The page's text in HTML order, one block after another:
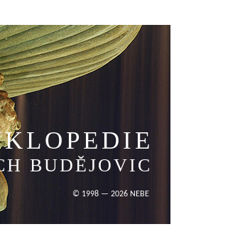
BUDĚJOVIC
© 1998 — 2026 NEBE